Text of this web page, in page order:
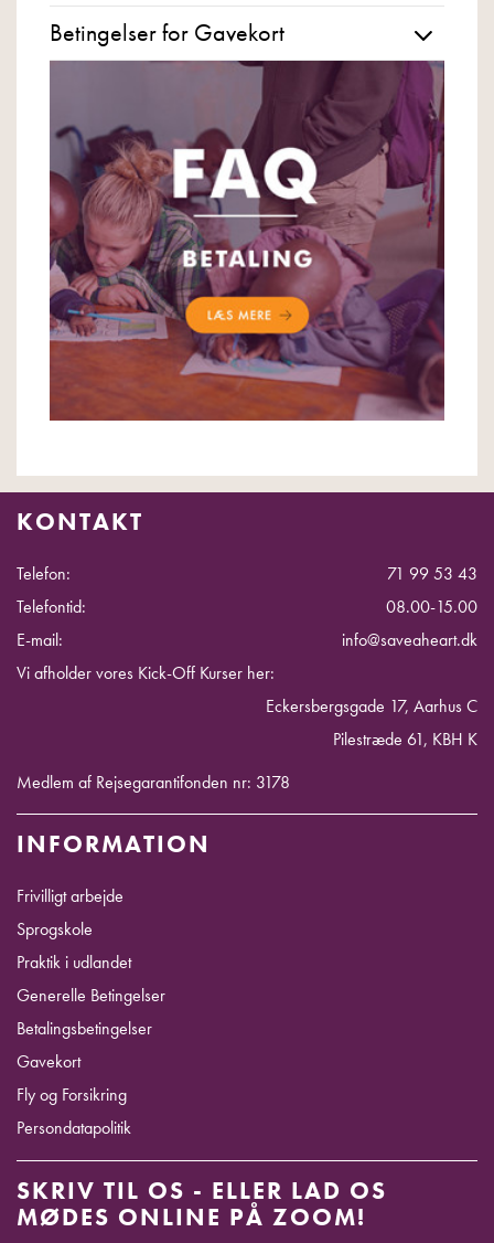
Betingelser for Gavekort
KONTAKT
Telefon:
71 99 53 43
Telefontid:
08.00-15.00
E-mail:
info@saveaheart.dk
Vi afholder vores Kick-Off Kurser her:
Eckersbergsgade 17, Aarhus C
Pilestræde 61, KBH K
Medlem af Rejsegarantifonden nr: 3178
INFORMATION
Frivilligt arbejde
Sprogskole
Praktik i udlandet
Generelle Betingelser
Betalingsbetingelser
Gavekort
Fly og Forsikring
Persondatapolitik
SKRIV TIL OS - ELLER LAD OS
MØDES ONLINE PÅ ZOOM!